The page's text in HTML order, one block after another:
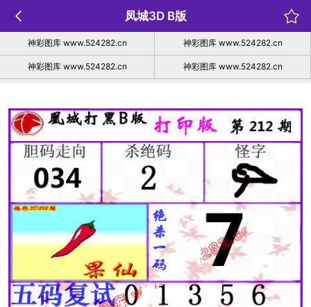
凤城3D B版
神彩图库 www.524282.cn 神彩图库 www.524282.cn
神彩图库 www.524282.cn 神彩图库 www.524282.cn